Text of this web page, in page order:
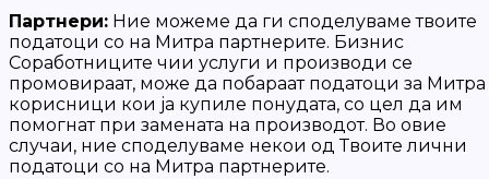
Партнери: Ние можеме да ги споделуваме твоите
податоци со на Митра партнерите. Бизнис
Соработниците чии услуги и производи се
промовираат, може да побараат податоци за Митра
корисници кои ја купиле понудата, со цел да им
помогнат при замената на производот. Во овие
случаи, ние споделуваме некои од Твоите лични
податоци со на Митра партнерите.